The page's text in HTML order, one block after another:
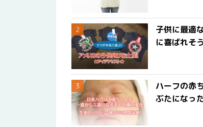
子供に最適
に喜ばれそ
ハーフの赤
ぶたになっ